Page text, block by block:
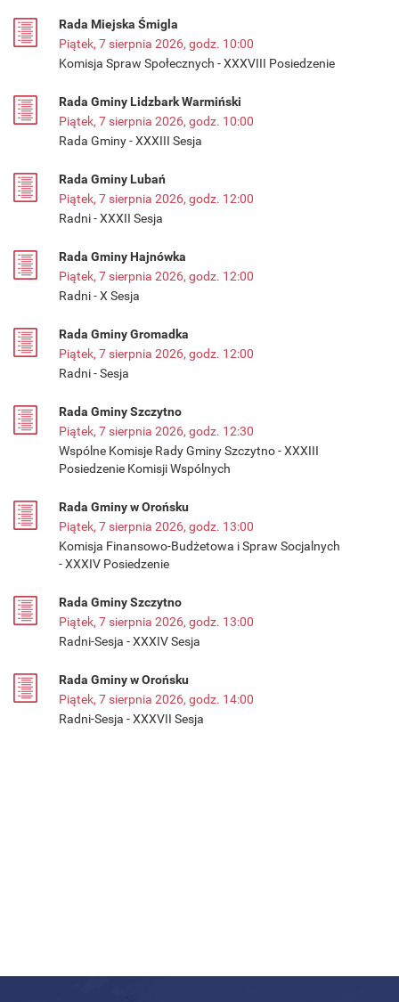
Rada Miejska Śmigla
Piątek, 7 sierpnia 2026, godz. 10:00
Komisja Spraw Społecznych - XXXVIII Posiedzenie
Rada Gminy Lidzbark Warmiński
Piątek, 7 sierpnia 2026, godz. 10:00
Rada Gminy - XXXIII Sesja
Rada Gminy Lubań
Piątek, 7 sierpnia 2026, godz. 12:00
Radni - XXXII Sesja
Rada Gminy Hajnówka
Piątek, 7 sierpnia 2026, godz. 12:00
Radni - X Sesja
Rada Gminy Gromadka
Piątek, 7 sierpnia 2026, godz. 12:00
Radni - Sesja
Rada Gminy Szczytno
Piątek, 7 sierpnia 2026, godz. 12:30
Wspólne Komisje Rady Gminy Szczytno - XXXIII
Posiedzenie Komisji Wspólnych
Rada Gminy w Orońsku
Piątek, 7 sierpnia 2026, godz. 13:00
Komisja Finansowo-Budżetowa i Spraw Socjalnych
- XXXIV Posiedzenie
Rada Gminy Szczytno
Piątek, 7 sierpnia 2026, godz. 13:00
Radni-Sesja - XXXIV Sesja
Rada Gminy w Orońsku
Piątek, 7 sierpnia 2026, godz. 14:00
Radni-Sesja - XXXVII Sesja